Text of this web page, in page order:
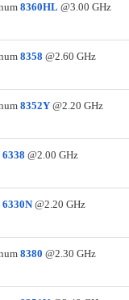
8360HL @3.00 GHz
8358 @2.60 GHz
8352Y@2.20 GHz
6338 @2.00 GHz
6330N@2.20 GHz
8380 @2.30 GHz